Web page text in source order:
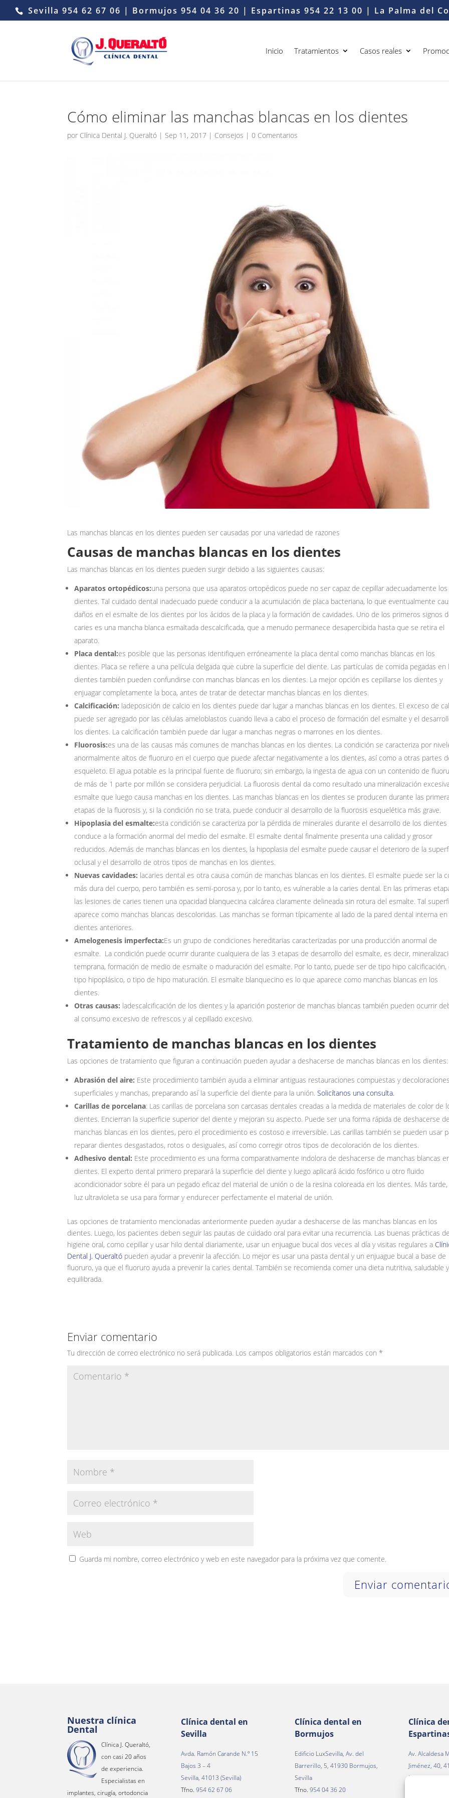
Sevilla 954 62 67 06 | Bormujos 954 04 36 20 | Espartinas 954 22 13 00 | La Palma del
Inicio Tratamientos Casos reales
Cómo eliminar las manchas blancas en los dientes
por Clínica Dental J. Queraltó | Sep 11, 2017 | Consejos |0 Comentarios
Las manchas blancas en los dientes pueden ser causadas por una variedad de razones
Causas de manchas blancas en los dientes
Las manchas blancas en los dientes pueden surgir debido a las siguientes causas:
Aparatos ortopédicos:una persona que usa aparatos ortopédicos puede no ser capaz de cepillar adecuadamente los
dientes. Tal cuidado dental inadecuado puede conducir a la acumulación de placa bacteriana, lo que eventualmente
daños en el esmalte de los dientes por los ácidos de la placa y la formación de cavidades. Uno de los primeros signos
caries es una mancha blanca esmaltada descalcificada, que a menudo permanece desapercibida hasta que se retira el
aparato.
Placa dental:es posible que las personas identifiquen erróneamente la placa dental como manchas blancas en los
dientes. Placa se refiere a una película delgada que cubre la superficie del diente. Las partículas de comida pegadas en
dientes también pueden confundirse con manchas blancas en los dientes. La mejor opción es cepillarse los dientes y
enjuagar completamente la boca, antes de tratar de detectar manchas blancas en los dientes.
Calcificación: ladeposición de calcio en los dientes puede dar lugar a manchas blancas en los dientes. El exceso de
puede ser agregado por las células ameloblastos cuando lleva a cabo el proceso de formación del esmalte y el
los dientes. La calcificación también puede dar lugar a manchas negras o marrones en los dientes.
Fluorosis:es una de las causas más comunes de manchas blancas en los dientes. La condición se caracteriza por
anormalmente altos de fluoruro en el cuerpo que puede afectar negativamente a los dientes, así como a otras partes
esqueleto. El agua potable es la principal fuente de fluoruro; sin embargo, la ingesta de agua con un contenido de
de más de 1 parte por millón se considera perjudicial. La fluorosis dental da como resultado una mineralización
esmalte que luego causa manchas en los dientes. Las manchas blancas en los dientes se producen durante las
etapas de la fluorosis y, si la condición no se trata, puede conducir al desarrollo de la fluorosis esquelética más grave.
Hipoplasia del esmalte:esta condición se caracteriza por la pérdida de minerales durante el desarrollo de los dientes
conduce a la formación anormal del medio del esmalte. El esmalte dental finalmente presenta una calidad y grosor
reducidos. Además de manchas blancas en los dientes, la hipoplasia del esmalte puede causar el deterioro de la
oclusal y el desarrollo de otros tipos de manchas en los dientes.
Nuevas cavidades: lacaries dental es otra causa común de manchas blancas en los dientes. El esmalte puede ser la
más dura del cuerpo, pero también es semi-porosa y, por lo tanto, es vulnerable a la caries dental. En las primeras
las lesiones de caries tienen una opacidad blanquecina calcárea claramente delineada sin rotura del esmalte. Tal
aparece como manchas blancas descoloridas. Las manchas se forman típicamente al lado de la pared dental interna en
dientes anteriores.
Amelogenesis imperfecta:Es un grupo de condiciones hereditarias caracterizadas por una producción anormal de
esmalte. La condición puede ocurrir durante cualquiera de las 3 etapas de desarrollo del esmalte, es decir,
temprana, formación de medio de esmalte o maduración del esmalte. Por lo tanto, puede ser de tipo hipo calcificación,
tipo hipoplásico, o tipo de hipo maturación. El esmalte blanquecino es lo que aparece como manchas blancas en los
dientes.
Otras causas: ladescalcificación de los dientes y la aparición posterior de manchas blancas también pueden ocurrir
al consumo excesivo de refrescos y al cepillado excesivo.
Tratamiento de manchas blancas en los dientes
Las opciones de tratamiento que figuran a continuación pueden ayudar a deshacerse de manchas blancas en los dientes:
Abrasión del aire: Este procedimiento también ayuda a eliminar antiguas restauraciones compuestas y decoloraciones
superficiales y manchas, preparando así la superficie del diente para la unión.Solicítanos una consulta.
Carillas de porcelana: Las carillas de porcelana son carcasas dentales creadas a la medida de materiales de color de
dientes. Encierran la superficie superior del diente y mejoran su aspecto. Puede ser una forma rápida de deshacerse de
manchas blancas en los dientes, pero el procedimiento es costoso e irreversible. Las carillas también se pueden usar
reparar dientes desgastados, rotos o desiguales, así como corregir otros tipos de decoloración de los dientes.
Adhesivo dental: Este procedimiento es una forma comparativamente indolora de deshacerse de manchas blancas
dientes. El experto dental primero preparará la superficie del diente y luego aplicará ácido fosfórico u otro fluido
acondicionador sobre él para un pegado eficaz del material de unión o de la resina coloreada en los dientes. Más tarde,
luz ultravioleta se usa para formar y endurecer perfectamente el material de unión.
Las opciones de tratamiento mencionadas anteriormente pueden ayudar a deshacerse de las manchas blancas en los
dientes. Luego, los pacientes deben seguir las pautas de cuidado oral para evitar una recurrencia. Las buenas prácticas de
higiene oral, como cepillar y usar hilo dental diariamente, usar un enjuague bucal dos veces al día y visitas regulares a
Dental J. Queraltó pueden ayudar a prevenir la afección. Lo mejor es usar una pasta dental y un enjuague bucal a base de
fluoruro, ya que el fluoruro ayuda a prevenir la caries dental. También se recomienda comer una dieta nutritiva, saludable y
equilibrada.
Enviar comentario
Tu dirección de correo electrónico no será publicada. Los campos obligatorios están marcados con*
Guarda mi nombre, correo electrónico y web en este navegador para la próxima vez que comente.
Nuestra clínica
Dental
Clínica J. Queraltó,
con casi 20 años
de experiencia.
Especialistas en
implantes, cirugía, ortodoncia
Clínica dental en
Sevilla
Avda. Ramón Carande N.º 15
Bajos 3 – 4
Sevilla, 41013 (Sevilla)
Tfno.954 62 67 06
Clínica dental en
Bormujos
Edificio LuxSevilla, Av. del
Barrerillo, 5, 41930 Bormujos,
Sevilla
Tfno.954 04 36 20
Clínica
Av. Alcaldesa
Jiménez, 40,
Espartinas,